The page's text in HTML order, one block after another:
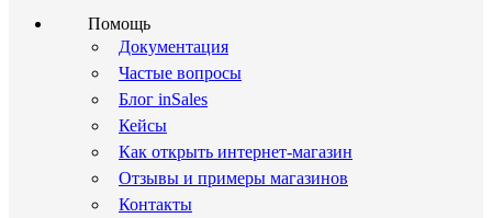
Помощь
Документация
Частые вопросы
Блог inSales
Кейсы
Как открыть интернет-магазин
Отзывы и примеры магазинов
Контакты